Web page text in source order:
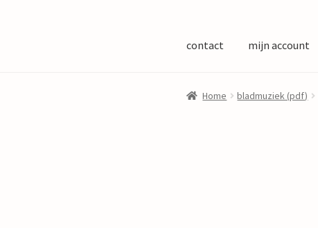
contact mijn account
Home bladmuziek (pdf)